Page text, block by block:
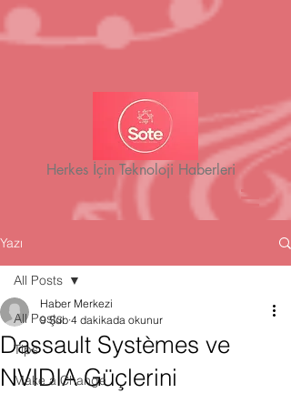
Herkes İçin Teknoloji Haberleri
Yazı
All Posts
Tips
Make a Change
All Posts
Dassault Systèmes ve
NVIDIA Güçlerini
Haber Merkezi
9 Şub 4 dakikada okunur